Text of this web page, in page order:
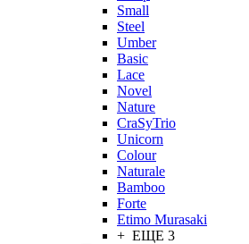
Small
Steel
Umber
Basic
Lace
Novel
Nature
CraSyTrio
Unicorn
Colour
Naturale
Bamboo
Forte
Etimo Murasaki
+ ЕЩЕ 3